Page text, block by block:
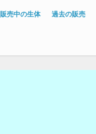
販売中の生体 過去の販売